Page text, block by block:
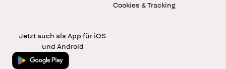
Cookies & Tracking
Jetzt auch als App für iOS
und Android
Jetzt bei Google Play